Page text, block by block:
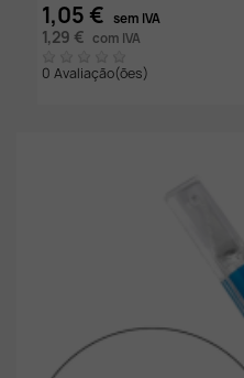
1,05 € sem IVA
1,29 € com IVA
0 Avaliação(ões)